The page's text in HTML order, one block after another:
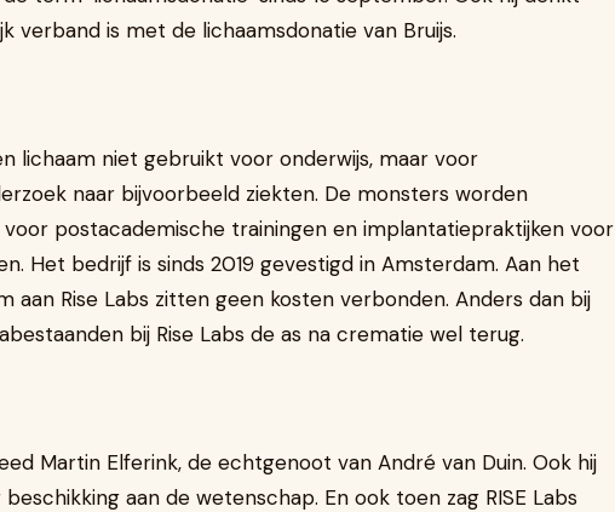
verband is met de lichaamsdonatie van Bruijs.
lichaam niet gebruikt voor onderwijs, maar voor
naar bijvoorbeeld ziekten. De monsters worden
postacademische trainingen en implantatiepraktijken voor
Het bedrijf is sinds 2019 gevestigd in Amsterdam. Aan het
aan Rise Labs zitten geen kosten verbonden. Anders dan bij
bij Rise Labs de as na crematie wel terug.
Martin Elferink, de echtgenoot van André van Duin. Ook hij
aan de wetenschap. En ook toen zag RISE Labs